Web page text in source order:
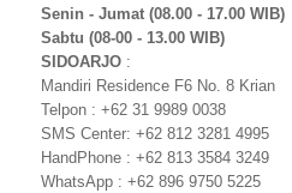
Senin - Jumat (08.00 - 17.00 WIB)
Sabtu (08-00 - 13.00 WIB)
SIDOARJO :
Mandiri Residence F6 No. 8 Krian
Telpon : +62 31 9989 0038
SMS Center: +62 812 3281 4995
HandPhone : +62 813 3584 3249
WhatsApp : +62 896 9750 5225